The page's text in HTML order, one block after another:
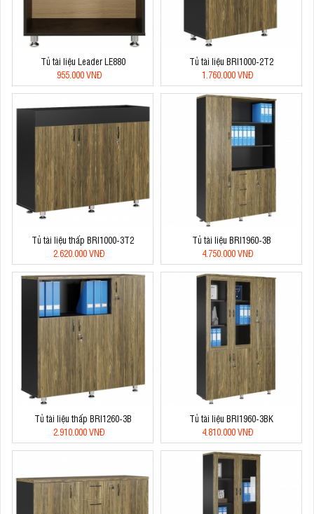
Tủ tài liệu Leader LE880
955.000 VNĐ
Tủ tài liệu BRI1000-2T2
1.760.000 VNĐ
Tủ tài liệu thấp BRI1000-3T2
2.620.000 VNĐ
Tủ tài liệu BRI1960-3B
4.750.000 VNĐ
Tủ tài liệu thấp BRI1260-3B
2.910.000 VNĐ
Tủ tài liệu BRI1960-3BK
4.810.000 VNĐ